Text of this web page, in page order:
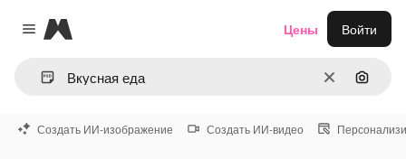
Close menu
Magnific
ОчиститьПоиск
Цены Войти
Создать ИИ-изображение Создать ИИ-видео